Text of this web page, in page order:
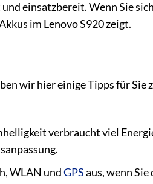
einsatzbereit. Wenn Sie
im Lenovo S920 zeigt.
wir hier einige Tipps für Sie
verbraucht viel
WLAN undGPSaus, wenn